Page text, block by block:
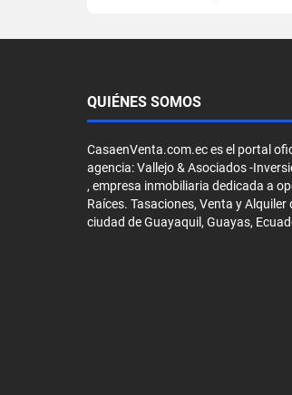
QUIÉNES SOMOS
CasaenVenta.com.ec es el portal
agencia: Vallejo & Asociados -
, empresa inmobiliaria dedicada a
Raíces. Tasaciones, Venta y Alquiler
ciudad de Guayaquil, Guayas,